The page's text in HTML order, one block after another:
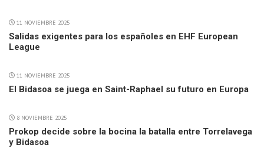
11 NOVIEMBRE 2025
Salidas exigentes para los españoles en EHF European
League
11 NOVIEMBRE 2025
El Bidasoa se juega en Saint-Raphael su futuro en Europa
8 NOVIEMBRE 2025
Prokop decide sobre la bocina la batalla entre Torrelavega
y Bidasoa